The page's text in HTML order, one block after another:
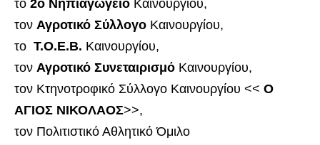
το 2ο Νηπιαγωγείο Καινουργίου,
τον Αγροτικό Σύλλογο Καινουργίου,
το Τ.Ο.Ε.Β. Καινουργίου,
τον Αγροτικό Συνεταιρισμό Καινουργίου,
τον Κτηνοτροφικό Σύλλογο Καινουργίου << Ο
ΑΓΙΟΣ ΝΙΚΟΛΑΟΣ>>,
τον Πολιτιστικό Αθλητικό Όμιλο